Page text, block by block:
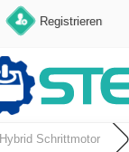
Registrieren
Hybrid Schrittmotor